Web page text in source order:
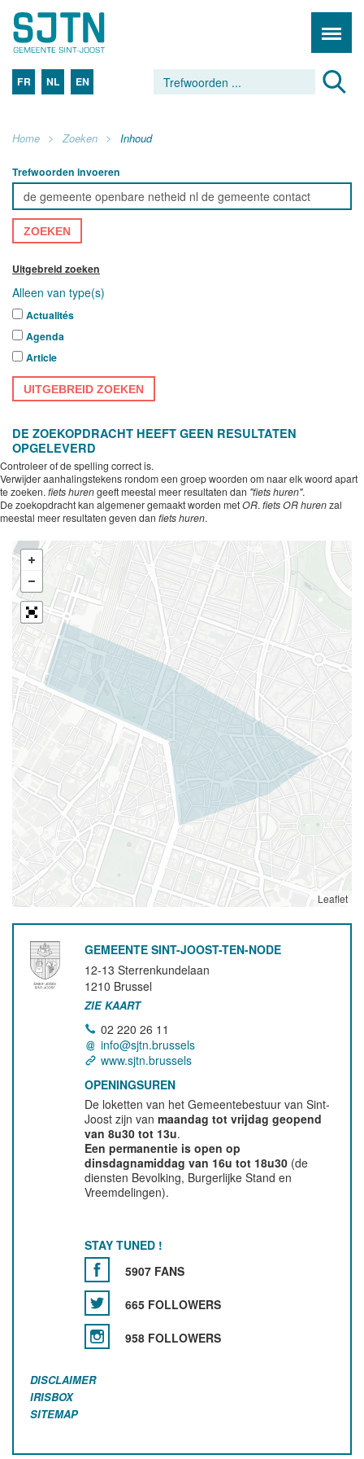
FR NL EN
Home Zoeken Inhoud
Trefwoorden invoeren
ZOEKEN
Uitgebreid zoeken
Alleen van type(s)
Actualités
Agenda
Article
UITGEBREID ZOEKEN
DE ZOEKOPDRACHT HEEFT GEEN RESULTATEN
OPGELEVERD
Controleer of de spelling correct is.
Verwijder aanhalingstekens rondom een groep woorden om naar elk woord apart
te zoeken. fiets hurengeeft meestal meer resultaten dan "fiets huren".
De zoekopdracht kan algemener gemaakt worden metOR. fiets OR hurenzal
meestal meer resultaten geven dan fiets huren.
Leaflet
GEMEENTE SINT-JOOST-TEN-NODE
12-13 Sterrenkundelaan
1210 Brussel
ZIE KAART
02 220 26 11
info@sjtn.brussels
www.sjtn.brussels
OPENINGSUREN
De loketten van het Gemeentebestuur van Sint-
Joost zijn vanmaandag tot vrijdag geopend
van 8u30 tot 13u.
Een permanentie is open op
dinsdagnamiddag van 16u tot 18u30 (de
diensten Bevolking, Burgerlijke Stand en
Vreemdelingen).
STAY TUNED !
5907 FANS
665 FOLLOWERS
958 FOLLOWERS
DISCLAIMER
IRISBOX
SITEMAP